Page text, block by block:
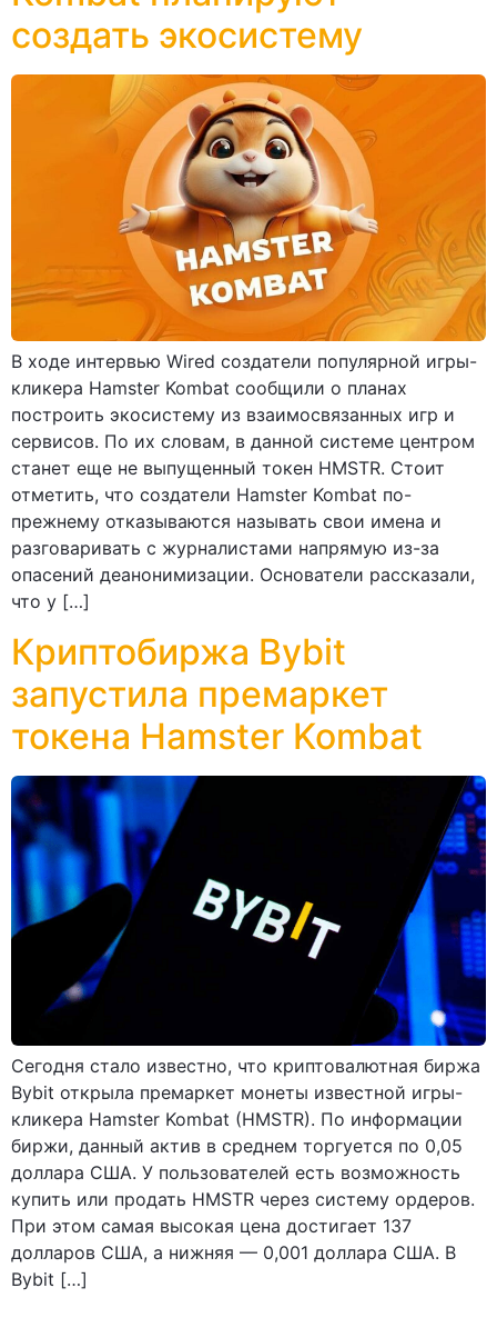
создать экосистему
В ходе интервью Wired создатели популярной игры-
кликера Hamster Kombat сообщили о планах
построить экосистему из взаимосвязанных игр и
сервисов. По их словам, в данной системе центром
станет еще не выпущенный токен HMSTR. Стоит
отметить, что создатели Hamster Kombat по-
прежнему отказываются называть свои имена и
разговаривать с журналистами напрямую из-за
опасений деанонимизации. Основатели рассказали,
что у […]
Криптобиржа Bybit
запустила премаркет
токена Hamster Kombat
Сегодня стало известно, что криптовалютная биржа
Bybit открыла премаркет монеты известной игры-
кликера Hamster Kombat (HMSTR). По информации
биржи, данный актив в среднем торгуется по 0,05
доллара США. У пользователей есть возможность
купить или продать HMSTR через систему ордеров.
При этом самая высокая цена достигает 137
долларов США, а нижняя — 0,001 доллара США. В
Bybit […]